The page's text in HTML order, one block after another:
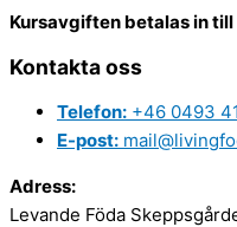
Kursavgiften betalas in
Kontakta oss
Telefon: +46 0493
E-post:
Adress:
Levande Föda